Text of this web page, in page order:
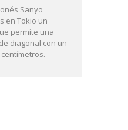
Sanyo
en Tokio un
permite una
diagonal con un